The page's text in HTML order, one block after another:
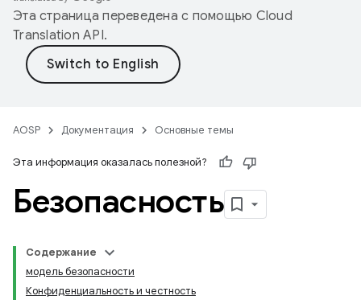
Эта страница переведена с помощью Cloud
Translation API.
AOSP Документация Основные темы
Эта информация оказалась полезной?
Безопасность
Содержание
модель безопасности
Конфиденциальность и честность